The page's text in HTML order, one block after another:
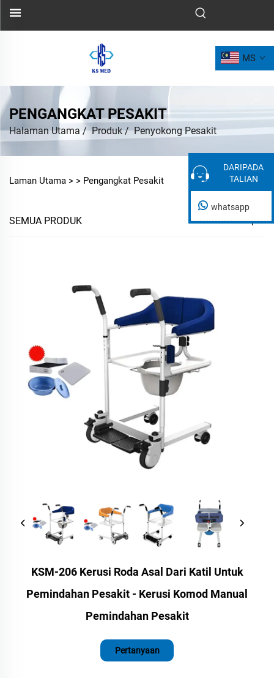
MS
PENGANGKAT PESAKIT
Halaman Utama /Produk/Penyokong Pesakit
Laman Utama > > Pengangkat Pesakit
SEMUA PRODUK
KSM-206 Kerusi Roda Asal Dari Katil Untuk
Pemindahan Pesakit - Kerusi Komod Manual
Pemindahan Pesakit
Pertanyaan
DARIPADA
TALIAN
DARIPADA
TALIAN
whatsapp